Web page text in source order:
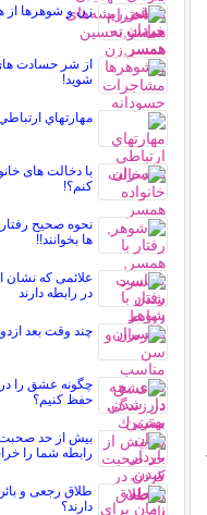
زن و شوهرها از
از شر حسادت
شوید!
مهارتهاي
با دخالت های
کنم؟!
نحوه صحیح
ها بخوانند!!
علائمی که نشان
در رابطه دارند
چند وقت بعد
چگونه عشق را
حفظ كنيم؟
بیش از حد صحبت
رابطه شما را
طلاق رجعی و
دارند؟